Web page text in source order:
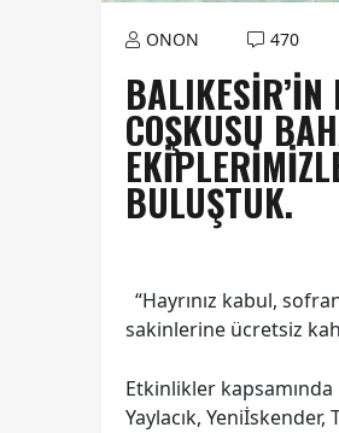
ONON 470
COŞKUSU
BULUŞTUK.
“Hayrınız kabul,
sakinlerine ücretsiz
Etkinlikler
Yaylacık,